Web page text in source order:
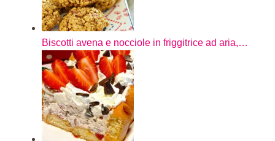
Biscotti avena e nocciole in friggitrice ad aria,…